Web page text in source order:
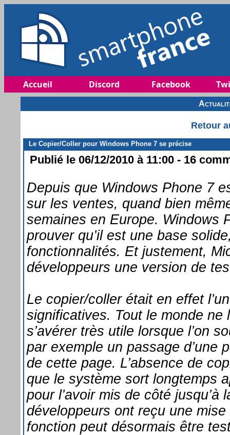
Accueil Discord Facebook
Retour
Le Copier/Coller pour Windows Phone 7 se précise
Publié le 06/12/2010 à 11:00 - 16
Depuis que Windows Phone 7
sur les ventes, quand bien
semaines en Europe. Windows
prouver qu’il est une base
fonctionnalités. Et justement,
développeurs une version de
Le copier/coller était en effet
significatives. Tout le monde ne
s’avérer très utile lorsque l’on
par exemple un passage d’une
de cette page. L’absence de
que le système sort longtemps
pour l’avoir mis de côté jusqu’à
développeurs ont reçu une
fonction peut désormais être